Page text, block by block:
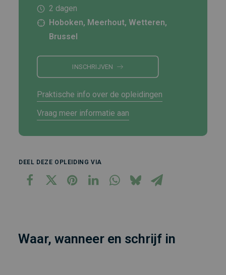
2 dagen
Hoboken, Meerhout, Wetteren,
Brussel
INSCHRIJVEN
Praktische info over de opleidingen
Vraag meer informatie aan
DEEL DEZE OPLEIDING VIA
Waar, wanneer en schrijf in